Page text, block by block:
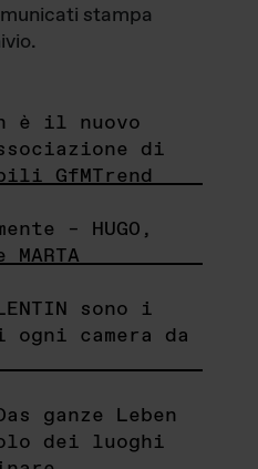
stampa
è il nuovo
di
GfMTrend
– HUGO,
sono i
camera da
ganze Leben
dei luoghi